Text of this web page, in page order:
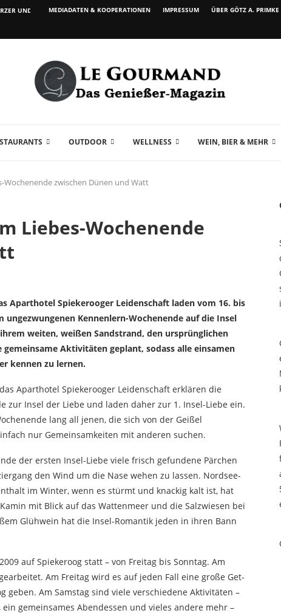
UND WEIN...MEDIADATEN & KOOPERATIONEN IMPRESSUM ÜBER GÖTZ A. PRIMKE
OUTDOOR WELLNESS WEIN, BIER & MEHR
Wochenende zwischen Dünen und Watt
Liebes-Wochenende
Aparthotel Spiekerooger Leidenschaft laden vom 16. bis
ungezwungenen Kennenlern-Wochenende auf die Insel
weiten, weißen Sandstrand, den ursprünglichen
Aktivitäten geplant, sodass alle einsamen
kennen zu lernen.
Aparthotel Spiekerooger Leidenschaft erklären die
zur Insel der Liebe und laden daher zur 1. Insel-Liebe ein.
lang all jenen, die sich von der Geißel
nur Gemeinsamkeiten mit anderen suchen.
der ersten Insel-Liebe viele frisch gefundene Pärchen
den Wind um die Nase wehen zu lassen. Nordsee-
im Winter, wenn es stürmt und knackig kalt ist, hat
mit Blick auf das Wattenmeer und die Salzwiesen bei
Glühwein hat die Insel-Romantik jeden in ihren Bann
auf Spiekeroog statt – von Freitag bis Sonntag. Am
Am Freitag wird es auf jeden Fall eine große Get-
geben. Am Samstag sind viele verschiedene Aktivitäten –
gemeinsames Abendessen und vieles andere mehr –